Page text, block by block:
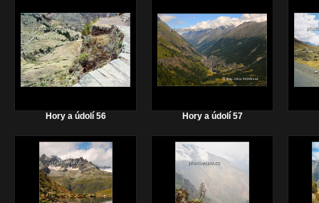
Hory a údolí 56 Hory a údolí 57